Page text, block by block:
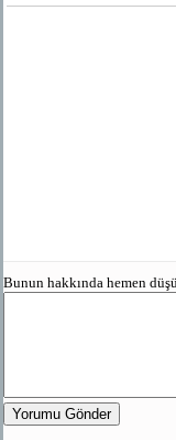
Bunun hakkında hemen
Yorumu Gönder